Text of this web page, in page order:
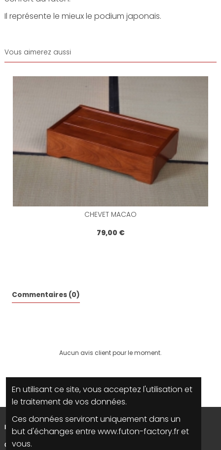
Il représente le mieux le podium japonais.
Vous aimerez aussi
CHEVET MACAO
79,00 €
Commentaires (0)
Aucun avis client pour le moment.
INFORMATIONS
CONTACTEZ NOUS
En utilisant ce site, vous acceptez l'utilisation et
le traitement de vos données.
Ces données serviront uniquement dans un
but d'échanges entre www.futon-factory.fr et
vous.